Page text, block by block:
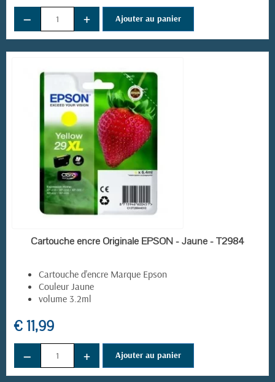
− + Ajouter au panier
EN STOCK
Cartouche encre Originale EPSON - Jaune - T2984
Cartouche d'encre Marque Epson
Couleur Jaune
volume 3.2ml
€ 11,99
− + Ajouter au panier